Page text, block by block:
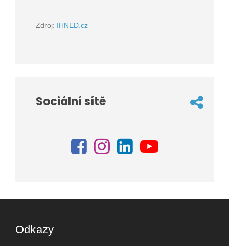
Zdroj: IHNED.cz
Sociální sítě
Odkazy